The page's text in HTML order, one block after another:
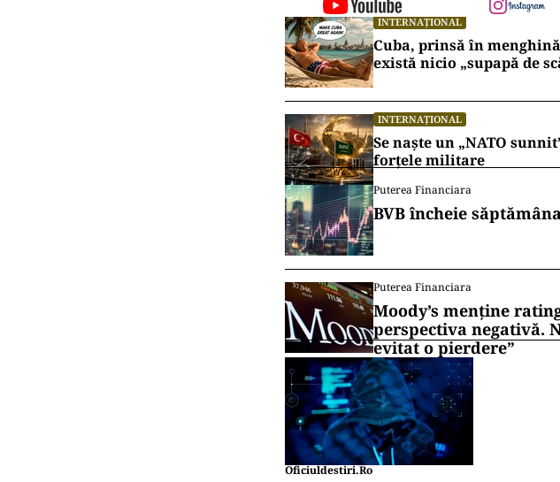
INTERNAȚIONAL
Cuba, prinsă în
există nicio „supapă de
INTERNAȚIONAL
Se naște un „NATO
forțele militare
Puterea Financiara
BVB încheie
Puterea Financiara
Moody’s menține
perspectiva negativă.
evitat o pierdere”
Oficiuldestiri.ro